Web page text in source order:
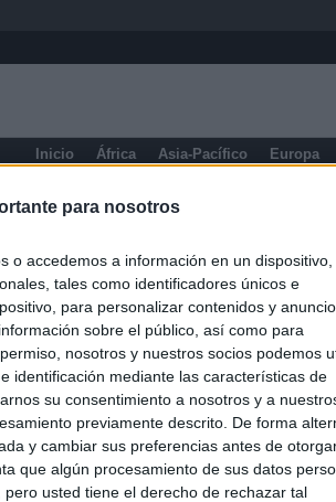
para nosotros
o accedemos a información en un dispositivo,
tales como identificadores únicos e
para personalizar contenidos y
sobre el público, así como para
nosotros y nuestros socios podemos
identificación mediante las características de
su consentimiento a nosotros y a
previamente descrito. De forma
y cambiar sus preferencias antes de
que algún procesamiento de sus datos
usted tiene el derecho de rechazar tal
Inicio África Asia-Pacífico Europa